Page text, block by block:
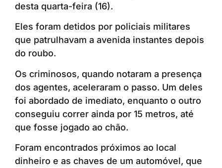
desta quarta-feira (16).
Eles foram detidos por policiais militares
que patrulhavam a avenida instantes depois
do roubo.
Os criminosos, quando notaram a presença
dos agentes, aceleraram o passo. Um deles
foi abordado de imediato, enquanto o outro
conseguiu correr ainda por 15 metros, até
que fosse jogado ao chão.
Foram encontrados próximos ao local
dinheiro e as chaves de um automóvel, que